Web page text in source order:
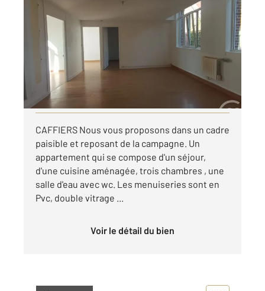
CAFFIERS 62
63,15 m
Ref : 18905
Appartement à louer
670 €
par mois charges comprises
Visiter le site dédié
CAFFIERS Nous vous proposons dans un cadre
paisible et reposant de la campagne. Un
appartement qui se compose d'un séjour,
d'une cuisine aménagée, trois chambres , une
salle d'eau avec wc. Les menuiseries sont en
Pvc, double vitrage ...
Voir le détail du bien